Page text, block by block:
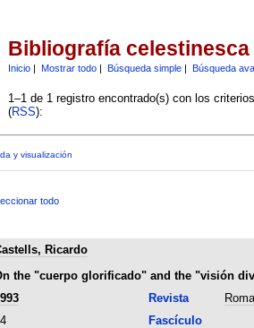
Bibliografía celestinesca
Inicio| Mostrar todo| Búsqueda simple| Búsqueda
1–1 de 1 registro encontrado(s) con los
(RSS):
y visualización
todo
Ricardo
the "cuerpo glorificado" and the "visión
Revista
Fascículo